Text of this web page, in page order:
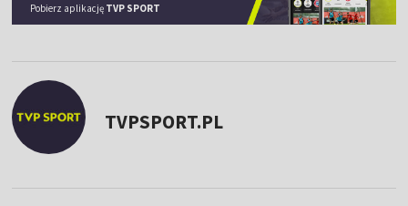
Pobierz aplikację TVP SPORT
TVPSPORT.PL